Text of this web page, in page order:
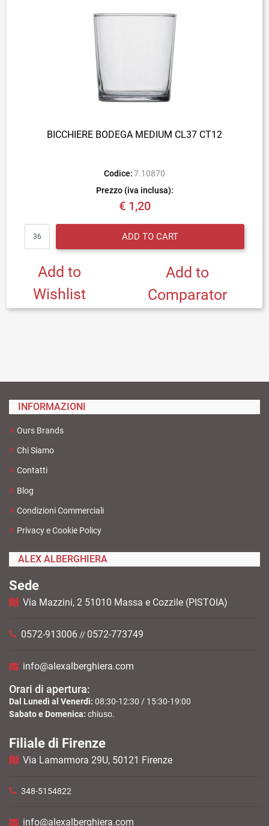
BICCHIERE BODEGA MEDIUM CL37 CT12
Codice: 7.10870
Prezzo (iva inclusa):
€ 1,20
ADD TO CART
Add to
Wishlist
Add to
Comparator
INFORMAZIONI
Ours Brands
Chi Siamo
Contatti
Blog
Condizioni Commerciali
Privacy e Cookie Policy
ALEX ALBERGHIERA
Sede
Via Mazzini, 2 51010 Massa e Cozzile (PISTOIA)
0572-913006 // 0572-773749
info@alexalberghiera.com
Orari di apertura:
Dal Lunedì al Venerdì: 08:30-12:30 / 15:30-19:00
Sabato e Domenica: chiuso.
Filiale di Firenze
Via Lamarmora 29U, 50121 Firenze
348-5154822
info@alexalberghiera.com